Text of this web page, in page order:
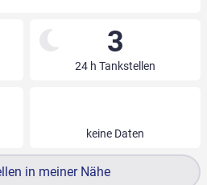
3
24 h Tankstellen
keine Daten
in meiner Nähe